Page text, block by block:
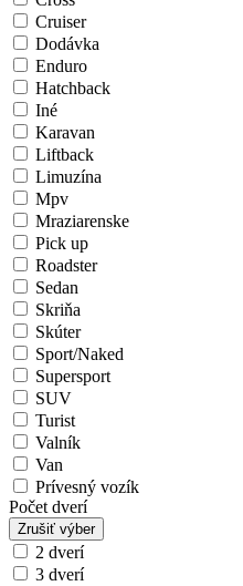
Cruiser
Dodávka
Enduro
Hatchback
Iné
Karavan
Liftback
Limuzína
Mpv
Mraziarenske
Pick up
Roadster
Sedan
Skriňa
Skúter
Sport/Naked
Supersport
SUV
Turist
Valník
Van
Prívesný vozík
Počet dverí
Zrušiť výber
2 dverí
3 dverí